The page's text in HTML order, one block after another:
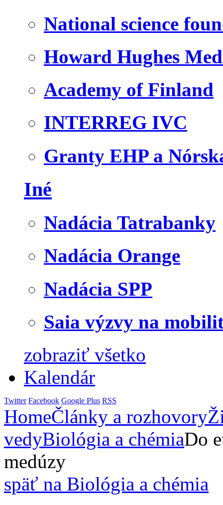
National science
Howard Hughes
Academy of Finland
INTERREG IVC
Granty EHP a
Iné
Nadácia Tatrabanky
Nadácia Orange
Nadácia SPP
Saia výzvy na
zobraziť všetko
Kalendár
Twitter Facebook Google Plus RSS
HomeČlánky a rozhovory
vedyBiológia a chémiaDo
medúzy
späť na Biológia a chémia